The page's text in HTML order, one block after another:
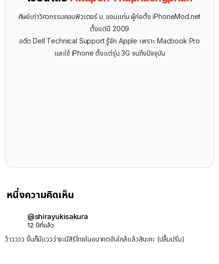
ศิษย์เก่าวิศวกรรมคอมพิวเตอร์ ม. ขอนแก่น ผู้ก่อตั้ง iPhoneMod.net
ตั้งแต่ปี 2009
อดีต Dell Technical Support รู้จัก ​Apple เพราะ Macbook Pro
และใช้ iPhone ตั้งแต่รุ่น 3G จนถึงปัจจุบัน
หนึ่งความคิดเห็น
@shirayukisakura
12 ปีที่แล้ว
ว้าวววว งั้นก็มีแววว่าจะมีสิริไทยในอนาคตอันใกล้แล้วสินะคะ (ปลื้มปริ่ม)